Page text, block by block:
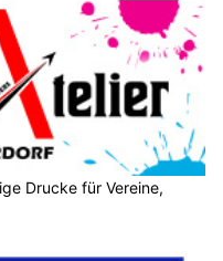
Drucke für Vereine,